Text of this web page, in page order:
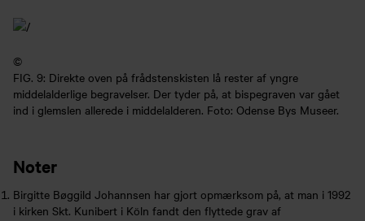
©
FIG. 9: Direkte oven på frådstenskisten lå rester af yngre
middelalderlige begravelser. Der tyder på, at bispegraven var gået
ind i glemslen allerede i middelalderen. Foto: Odense Bys Museer.
Noter
Birgitte Bøggild Johannsen har gjort opmærksom på, at man i 1992
i kirken Skt. Kunibert i Köln fandt den flyttede grav af